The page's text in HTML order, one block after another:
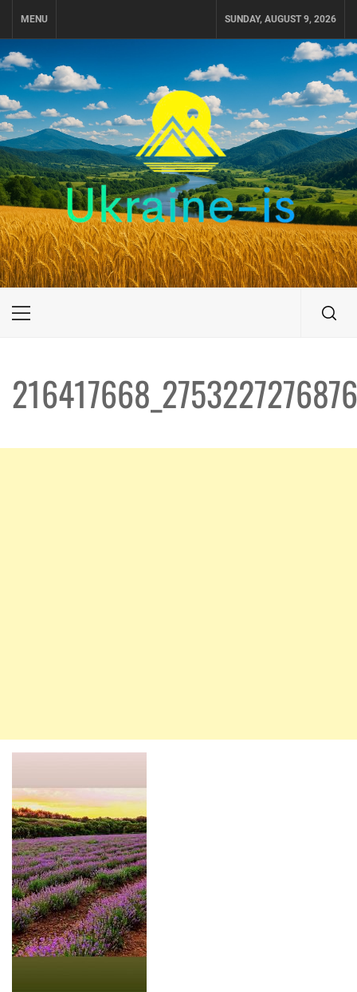
MENU SUNDAY, AUGUST 9, 2026
UKRAINE-IS
ПОДОРОЖI ПО УКРАЇНІ
Primary